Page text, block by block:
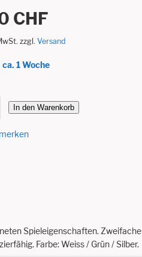
CHF
zzgl.Versand
1 Woche
In den Warenkorb
Spieleigenschaften. Zweifache
Farbe: Weiss / Grün / Silber.